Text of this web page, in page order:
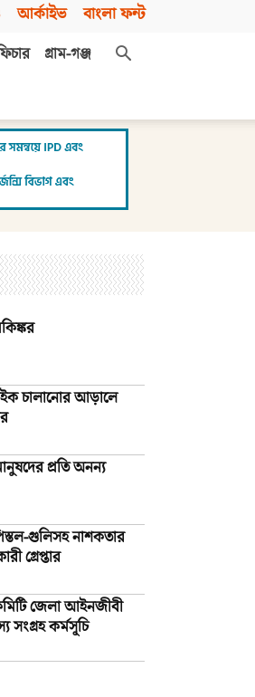
আর্কাইভ বাংলা ফন্ট
গ্রাম-গঞ্জ
চালানোর আড়ালে
প্রতি অনন্য
গুলিসহ নাশকতার
গ্রেপ্তার
জেলা আইনজীবী
সংগ্রহ কর্মসূচি